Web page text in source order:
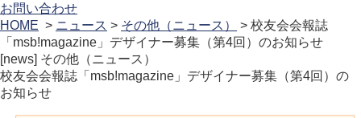
お問い合わせ
HOME > ニュース > その他（ニュース）
> 校友会会報誌
「msb!magazine」デザイナー募集（第4回）のお知らせ
[news] その他（ニュース）
校友会会報誌「msb!magazine」デザイナー募集（第4回）の
お知らせ